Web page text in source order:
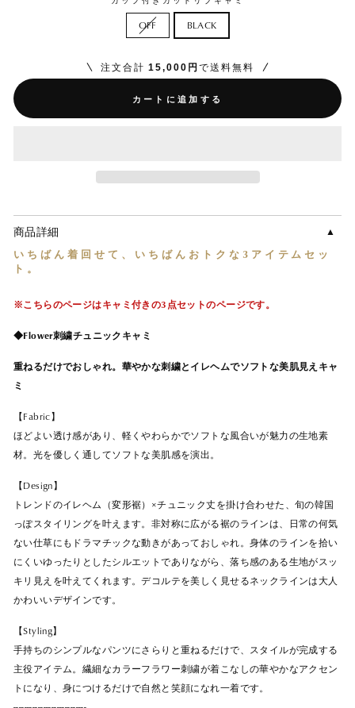
OFF BLACK
注文合計 15,000円 で送料無料
カートに追加する
商品詳細
いちばん着回せて、 いちばんおトクな 3アイテムセッ
ト。
※こちらのページはキャミ付きの3点セットのページです。
◆Flower刺繍チュニックキャミ
重ねるだけでおしゃれ。華やかな刺繍とイレヘムでソフトな美肌見えキャ
ミ
【Fabric】
ほどよい透け感があり、軽くやわらかでソフトな風合いが魅力の生地素
材。光を優しく通してソフトな美肌感を演出。
【Design】
トレンドのイレヘム（変形裾）×チュニック丈を掛け合わせた、旬の韓国
っぽスタイリングを叶えます。非対称に広がる裾のラインは、日常の何気
ない仕草にもドラマチックな動きがあっておしゃれ。身体のラインを拾い
にくいゆったりとしたシルエットでありながら、落ち感のある生地がスッ
キリ見えを叶えてくれます。デコルテを美しく見せるネックラインは大人
かわいいデザインです。
【Styling】
手持ちのシンプルなパンツにさらりと重ねるだけで、スタイルが完成する
主役アイテム。繊細なカラーフラワー刺繍が着こなしの華やかなアクセン
トになり、身につけるだけで自然と笑顔になれ一着です。